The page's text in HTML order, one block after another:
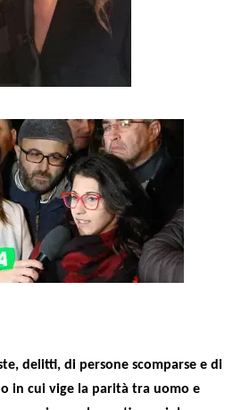
delitti, di persone scomparse e di
in cui vige la parità tra uomo e